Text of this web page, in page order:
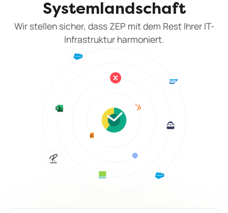
Systemlandschaft
Wir stellen sicher, dass ZEP mit dem Rest Ihrer IT-
Infrastruktur harmoniert.